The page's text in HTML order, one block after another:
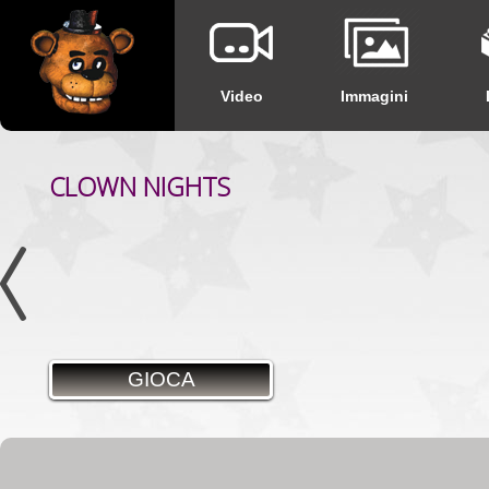
Video Immagini
CLOWN NIGHTS
GIOCA